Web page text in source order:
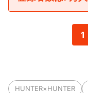
1
HUNTER×HUNTER